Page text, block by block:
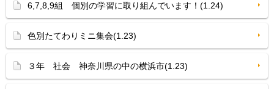
6,7,8,9組 個別の学習に取り組んでいます！(1.24)
色別たてわりミニ集会(1.23)
３年 社会 神奈川県の中の横浜市(1.23)